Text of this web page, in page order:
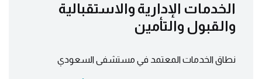
الخدمات الإدارية والاستقبالية
والقبول والتأمين
نطاق الخدمات المعتمد في مستشفى السعودي